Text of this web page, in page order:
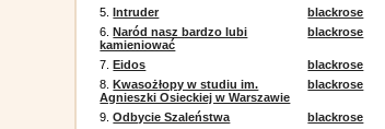
5.Intruder
blackrose
6.Naród nasz bardzo lubi
kamieniować
blackrose
7.Eidos
blackrose
8.Kwasożłopy w studiu im.
Agnieszki Osieckiej w Warszawie
blackrose
9.Odbycie Szaleństwa
blackrose